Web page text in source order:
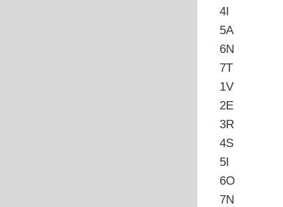
4I
5A
6N
7T
1V
2E
3R
4S
5I
6O
7N